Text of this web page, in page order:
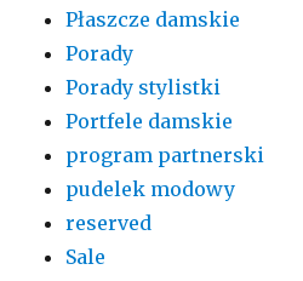
Płaszcze damskie
Porady
Porady stylistki
Portfele damskie
program partnerski
pudelek modowy
reserved
Sale